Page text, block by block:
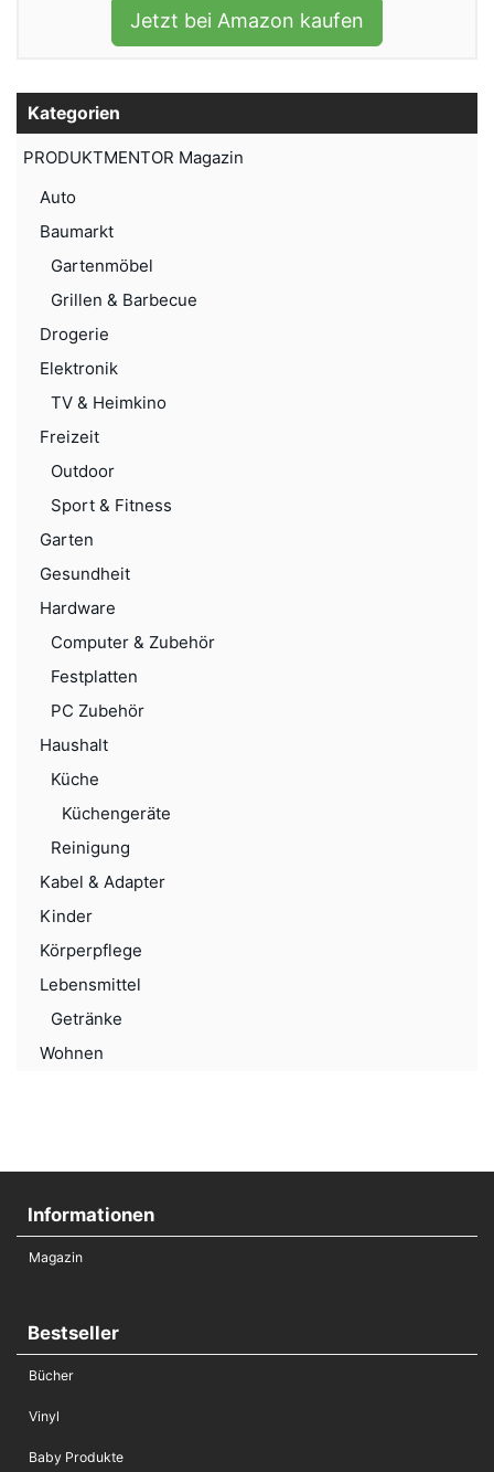
Jetzt bei Amazon kaufen
Kategorien
PRODUKTMENTOR Magazin
Auto
Baumarkt
Gartenmöbel
Grillen & Barbecue
Drogerie
Elektronik
TV & Heimkino
Freizeit
Outdoor
Sport & Fitness
Garten
Gesundheit
Hardware
Computer & Zubehör
Festplatten
PC Zubehör
Haushalt
Küche
Küchengeräte
Reinigung
Kabel & Adapter
Kinder
Körperpflege
Lebensmittel
Getränke
Wohnen
Informationen
Magazin
Bestseller
Bücher
Vinyl
Baby Produkte